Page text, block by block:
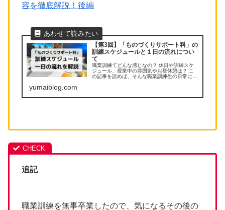
容を徹底解説！後編
【第3回】「ものづくりサポート科」の
訓練スケジュールと１日の流れについ
て
職業訓練てどんな感じなの？ 休日や訓練スケ
ジュール、授業中の雰囲気やお昼休憩は？ こ
の記事を読めば、そんな職業訓練生の日常に関
yumaiblog.com
追記
職業訓練を無事卒業したので、気になるその後の